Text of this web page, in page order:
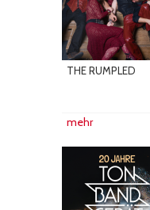
THE RUMPLED
mehr